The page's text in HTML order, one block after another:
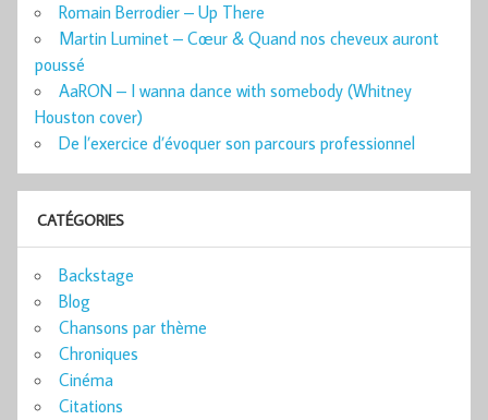
Romain Berrodier – Up There
Martin Luminet – Cœur & Quand nos cheveux auront
poussé
AaRON – I wanna dance with somebody (Whitney
Houston cover)
De l’exercice d’évoquer son parcours professionnel
CATÉGORIES
Backstage
Blog
Chansons par thème
Chroniques
Cinéma
Citations